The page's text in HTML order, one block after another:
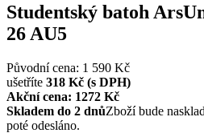
Studentský batoh
26 AU5
Původní cena: 1 590 Kč
ušetříte 318 Kč (s DPH)
Akční cena: 1272 Kč
Skladem do 2 dnůZboží bude
poté odesláno.